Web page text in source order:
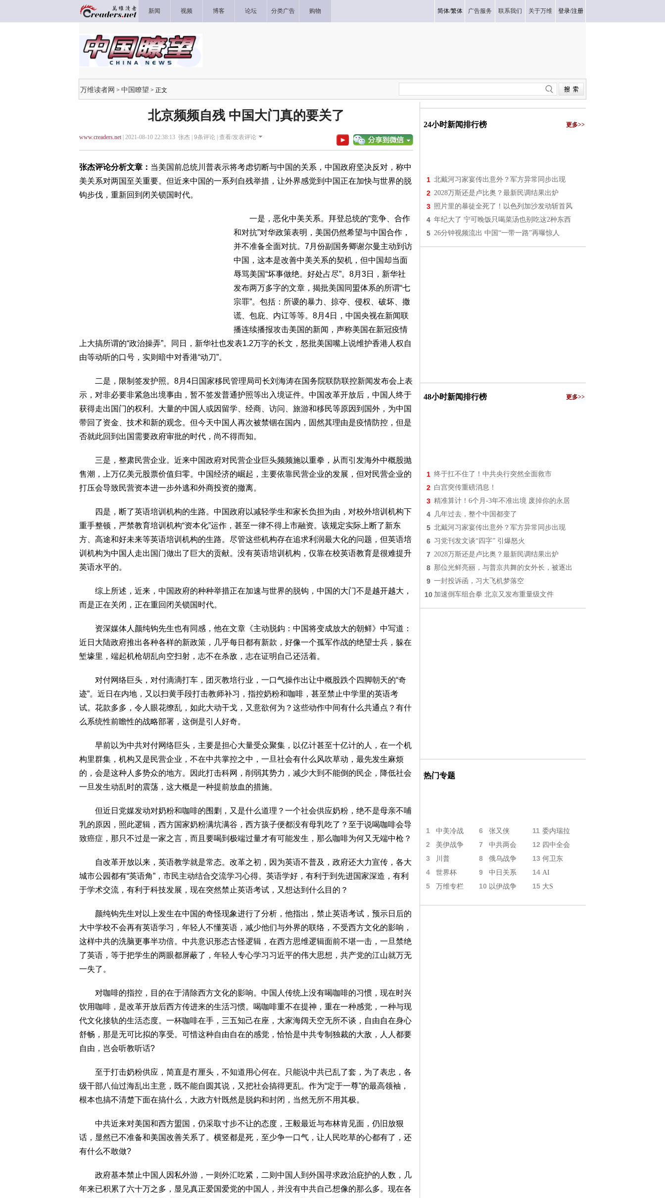
新闻 视频 博客 论坛 分类广告 购物 简体/繁体 广告服务 联系我们 关于万维 登录/注册
万维读者网 > 中国瞭望 > 正文
北京频频自残 中国大门真的要关了
www.creaders.net| 2021-08-10 22:38:13 张杰 | 9条评论 | 查看/发表评论
张杰评论分析文章： 当美国前总统川普表示将考虑切断与中国的关系，中国政府坚决反对，称中
美关系对两国至关重要。但近来中国的一系列自残举措，让外界感觉到中国正在加快与世界的脱
钩步伐，重新回到闭关锁国时代。
一是，恶化中美关系。拜登总统的“竞争、合作
和对抗”对华政策表明，美国仍然希望与中国合作，
并不准备全面对抗。7月份副国务卿谢尔曼主动到访
中国，这本是改善中美关系的契机，但中国却当面
辱骂美国“坏事做绝。好处占尽”。8月3日，新华社
发布两万多字的文章，揭批美国同盟体系的所谓“七
宗罪”。包括：所谡的暴力、掠夺、侵权、破坏、撒
谎、包庇、内讧等等。8月4日，中国央视在新闻联
播连续播报攻击美国的新闻，声称美国在新冠疫情
上大搞所谓的“政治操弄”。同日，新华社也发表1.2万字的长文，怒批美国嘴上说维护香港人权自
由等动听的口号，实则暗中对香港“动刀”。
二是，限制签发护照。8月4日国家移民管理局司长刘海涛在国务院联防联控新闻发布会上表
示，对非必要非紧急出境事由，暂不签发普通护照等出入境证件。中国改革开放后，中国人终于
获得走出国门的权利。大量的中国人或因留学、经商、访问、旅游和移民等原因到国外，为中国
带回了资金、技术和新的观念。但今天中国人再次被禁锢在国内，固然其理由是疫情防控，但是
否就此回到出国需要政府审批的时代，尚不得而知。
三是，整肃民营企业。近来中国政府对民营企业巨头频频施以重拳，从而引发海外中概股抛
售潮，上万亿美元股票价值归零。中国经济的崛起，主要依靠民营企业的发展，但对民营企业的
打压会导致民营资本进一步外逃和外商投资的撤离。
四是，断了英语培训机构的生路。中国政府以减轻学生和家长负担为由，对校外培训机构下
重手整顿，严禁教育培训机构“资本化”运作，甚至一律不得上市融资。该规定实际上断了新东
方、高途和好未来等英语培训机构的生路。尽管这些机构存在追求利润最大化的问题，但英语培
训机构为中国人走出国门做出了巨大的贡献。没有英语培训机构，仅靠在校英语教育是很难提升
英语水平的。
综上所述，近来，中国政府的种种举措正在加速与世界的脱钩，中国的大门不是越开越大，
而是正在关闭，正在重回闭关锁国时代。
资深媒体人颜纯钩先生也有同感，他在文章《主动脱鈎：中国将变成放大的朝鲜》中写道：
近日大陆政府推出各种各样的新政策，几乎每日都有新款，好像一个孤军作战的绝望士兵，躲在
堑壕里，端起机枪胡乱向空扫射，志不在杀敌，志在证明自己还活着。
对付网络巨头，对付滴滴打车，团灭教培行业，一口气操作出让中概股跌个四脚朝天的“奇
迹”。近日在内地，又以扫黄手段打击教师补习，指控奶粉和咖啡，甚至禁止中学里的英语考
试。花款多多，令人眼花缭乱，如此大动干戈，又意欲何为？这些动作中间有什么共通点？有什
么系统性前瞻性的战略部署，这倒是引人好奇。
早前以为中共对付网络巨头，主要是担心大量受众聚集，以亿计甚至十亿计的人，在一个机
构里群集，机构又是民营企业，不在中共掌控之中，一旦社会有什么风吹草动，最先发生麻烦
的，会是这种人多势众的地方。因此打击科网，削弱其势力，减少大到不能倒的民企，降低社会
一旦发生动乱时的震荡，这大概是一种提前放血的措施。
但近日党媒发动对奶粉和咖啡的围剿，又是什么道理？一个社会供应奶粉，绝不是母亲不哺
乳的原因，照此逻辑，西方国家奶粉满坑满谷，西方孩子便都没有母乳吃了？至于说喝咖啡会导
致癌症，那只不过是一家之言，而且要喝到极端过量才有可能发生，那么咖啡为何又无端中枪？
自改革开放以来，英语教学就是常态。改革之初，因为英语不普及，政府还大力宣传，各大
城市公园都有“英语角”，市民主动结合交流学习心得。英语学好，有利于到先进国家深造，有利
于学术交流，有利于科技发展，现在突然禁止英语考试，又想达到什么目的？
颜纯钩先生对以上发生在中国的奇怪现象进行了分析，他指出，禁止英语考试，预示日后的
大中学校不会再有英语学习，年轻人不懂英语，减少他们与外界的联络，不受西方文化的影响，
这样中共的洗脑更事半功倍。中共意识形态古怪逻辑，在西方思维逻辑面前不堪一击，一旦禁绝
了英语，等于把学生的两眼都屏蔽了，年轻人专心学习习近平的伟大思想，共产党的江山就万无
一失了。
对咖啡的指控，目的在于清除西方文化的影响。中国人传统上没有喝咖啡的习惯，现在时兴
饮用咖啡，是改革开放后西方传进来的生活习惯。喝咖啡重不在提神，重在一种感觉，一种与现
代文化接轨的生活态度。一杯咖啡在手，三五知己在座，大家海阔天空无所不谈，自由自在身心
舒畅，那是无可比拟的享受。可惜这种自由自在的感觉，恰恰是中共专制独裁的大敌，人人都要
自由，岂会听教听话?
至于打击奶粉供应，简直是冇厘头，不知道用心何在。只能说中共已乱了套，为了表忠，各
级干部八仙过海乱出主意，既不能自圆其说，又把社会搞得更乱。作为“定于一尊”的最高领袖，
根本也搞不清楚下面在搞什么，大政方针既然是脱鈎和封闭，当然无所不用其极。
中共近来对美国和西方盟国，仍采取寸步不让的态度，王毅最近与布林肯见面，仍旧放狠
话，显然已不准备和美国改善关系了。横竖都是死，至少争一口气，让人民吃草的心都有了，还
有什么不敢做?
政府基本禁止中国人因私外游，一则外汇吃紧，二则中国人到外国寻求政治庇护的人数，几
年来已积累了六十万之多，显见真正爱国爱党的中国人，并没有中共自己想像的那么多。现在各
24小时新闻排行榜 更多>>
1 北戴河习家宴传出意外？军方异常同步出现
2 2028万斯还是卢比奥？最新民调结果出炉
3 照片里的暴徒全死了！以色列加沙发动斩首风
4 年纪大了 宁可晚饭只喝菜汤也别吃这2种东西
5 26分钟视频流出 中国“一带一路”再曝惊人
48小时新闻排行榜 更多>>
1 终于扛不住了！中共央行突然全面救市
2 白宫突传重磅消息！
3 精准算计！6个月-3年不准出境 废掉你的永居
4 几年过去，整个中国都变了
5 北戴河习家宴传出意外？军方异常同步出现
6 习党刊发文谈“四字” 引爆怒火
7 2028万斯还是卢比奥？最新民调结果出炉
8 那位光鲜亮丽，与普京共舞的女外长，被逐出
9 一封投诉函，习大飞机梦落空
10 加速倒车组合拳 北京又发布重量级文件
热门专题
1 中美冷战 6 张又侠 11 委内瑞拉
2 美伊战争 7 中共两会 12 四中全会
3 川普 8 俄乌战争 13 何卫东
4 世界杯 9 中日关系 14 AI
5 万维专栏 10 以伊战争 15 大S